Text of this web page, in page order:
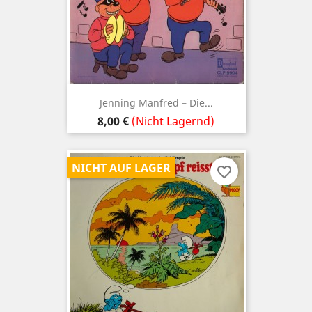
Jenning Manfred ‎– Die...
Preis
8,00 € (Nicht Lagernd)
NICHT AUF LAGER favorite_border